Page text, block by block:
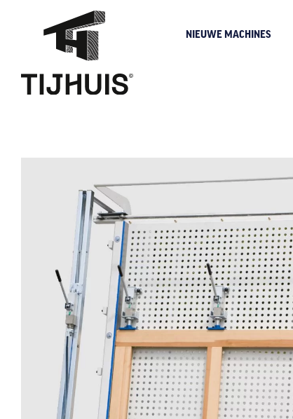
NIEUWE MACHINES